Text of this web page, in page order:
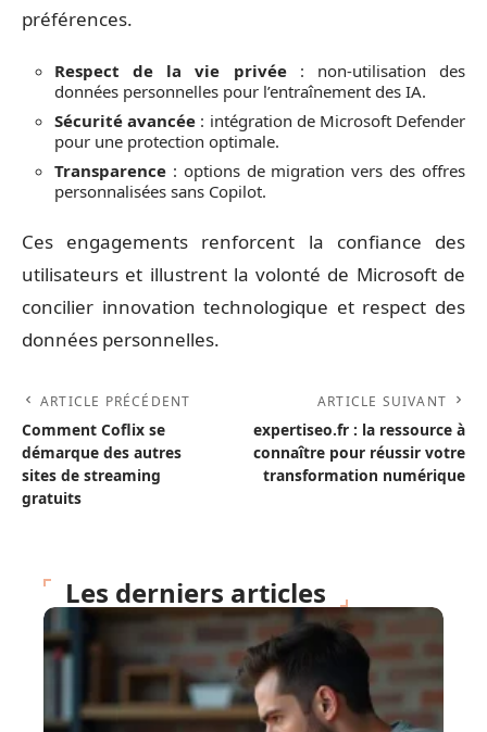
préférences.
Respect de la vie privée: non-utilisation des
données personnelles pour l’entraînement des IA.
Sécurité avancée : intégration de Microsoft Defender
pour une protection optimale.
Transparence : options de migration vers des offres
personnalisées sans Copilot.
Ces engagements renforcent la confiance des
utilisateurs et illustrent la volonté de Microsoft de
concilier innovation technologique et respect des
données personnelles.
ARTICLE PRÉCÉDENT
Comment Coflix se
démarque des autres
sites de streaming
gratuits
ARTICLE SUIVANT
expertiseo.fr : la ressource à
connaître pour réussir votre
transformation numérique
Les derniers articles